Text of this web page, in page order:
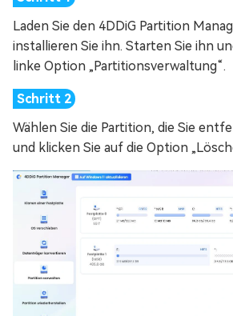
Laden Sie den 4DDiG Partition
installieren Sie ihn. Starten Sie ihn
linke Option „Partitionsverwaltung“.
Wählen Sie die Partition, die Sie
und klicken Sie auf die Option